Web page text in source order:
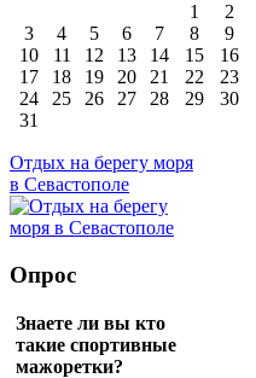
1
2
3
4 5 6 7 8
9
10
11 12 13 14 15
16
17
18 19 20 21 22
23
24
25 26 27 28 29
30
31
Отдых на берегу моря
в Севастополе
Опрос
Знаете ли вы кто
такие спортивные
мажоретки?